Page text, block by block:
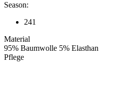
Season:
241
Material
95% Baumwolle 5% Elasthan
Pflege